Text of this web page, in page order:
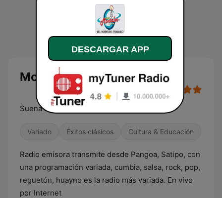
Montalvo FM Perú
Suena a colores
Variado Éxitos clásicos Cultura & Educación
Radio emisora transmite desde Pangoa, Satipo, con
una programación variada, cumbia, salsa, rock, pop,
reguetón, huayno es la radio más variada. En vivo
por Internet
DESCARGAR APP